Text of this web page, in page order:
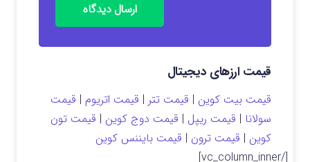
ارسال دیدگاه
قیمت ارزهای دیجیتال
قیمت بیت کوین | قیمت تتر | قیمت اتریوم | قیمت
سولانا | قیمت ریپل | قیمت دوج کوین | قیمت تون
کوین | قیمت ترون | قیمت بایننس کوین
[/vc_column_inner]